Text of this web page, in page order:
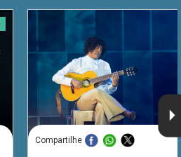
Compartilhe